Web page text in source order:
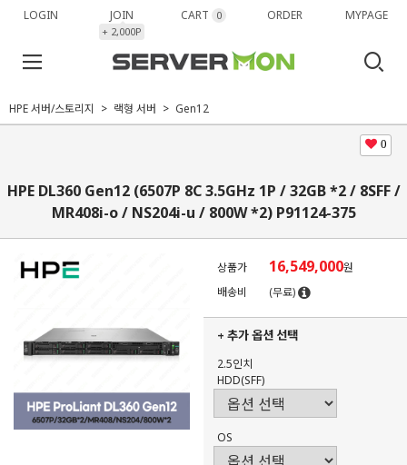
LOGIN JOIN
+ 2,000P
CART 0 ORDER MYPAGE
HPE 서버/스토리지 랙형 서버 Gen12
0
HPE DL360 Gen12 (6507P 8C 3.5GHz 1P / 32GB *2 / 8SFF /
MR408i-o / NS204i-u / 800W *2) P91124-375
상품가 16,549,000원
배송비
(무료)
+ 추가 옵션 선택
2.5인치
HDD(SFF)
OS